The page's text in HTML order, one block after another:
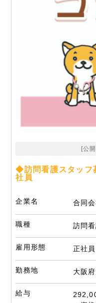
[公
◆訪問看護スタッフ
社員
企業名 合同
職種 訪問
雇用形態 正社員
勤務地 大阪
給与